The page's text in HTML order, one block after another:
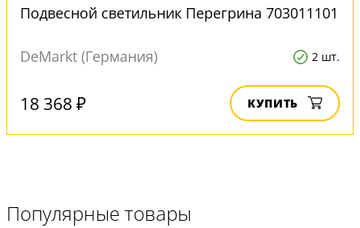
Подвесной светильник Перегрина 703011101
DeMarkt (Германия) 2 шт.
18 368 ₽ КУПИТЬ
Популярные товары